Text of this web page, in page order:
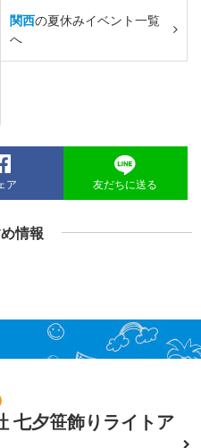
関西の夏休みイベント一覧
へ
ア 友だちに送る
情報
七夕笹飾りライトア